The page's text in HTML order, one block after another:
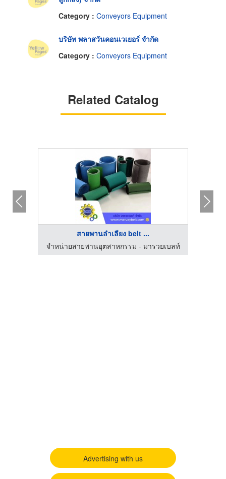
Category : Conveyors Equipment
บริษัท พลาสวันคอนเวเยอร์ จำกัด
Category : Conveyors Equipment
Related Catalog
สายพานลําเลียง belt ...
จำหน่ายสายพานอุตสาหกรรม - มารวยเบลท์
Advertising with us